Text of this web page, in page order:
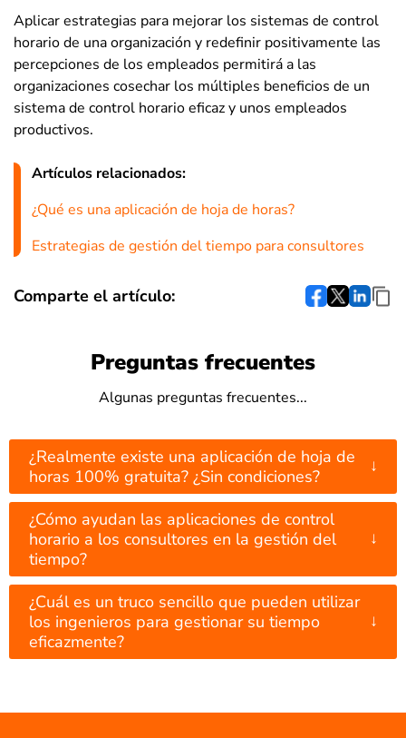
Aplicar estrategias para mejorar los sistemas de control
horario de una organización y redefinir positivamente las
percepciones de los empleados permitirá a las
organizaciones cosechar los múltiples beneficios de un
sistema de control horario eficaz y unos empleados
productivos.
Artículos relacionados:
¿Qué es una aplicación de hoja de horas?
Estrategias de gestión del tiempo para consultores
Comparte el artículo:
Preguntas frecuentes
Algunas preguntas frecuentes...
¿Realmente existe una aplicación de hoja de
horas 100% gratuita? ¿Sin condiciones?
↓
¿Cómo ayudan las aplicaciones de control
horario a los consultores en la gestión del
tiempo?
↓
¿Cuál es un truco sencillo que pueden utilizar
los ingenieros para gestionar su tiempo
eficazmente?
↓